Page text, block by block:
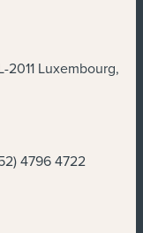
2011 Luxembourg,
4796 4722